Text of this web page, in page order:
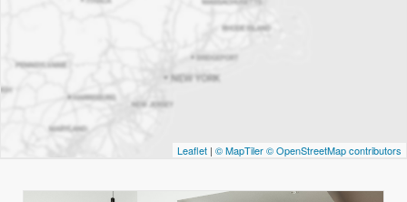
Leaflet | © MapTiler© OpenStreetMap contributors